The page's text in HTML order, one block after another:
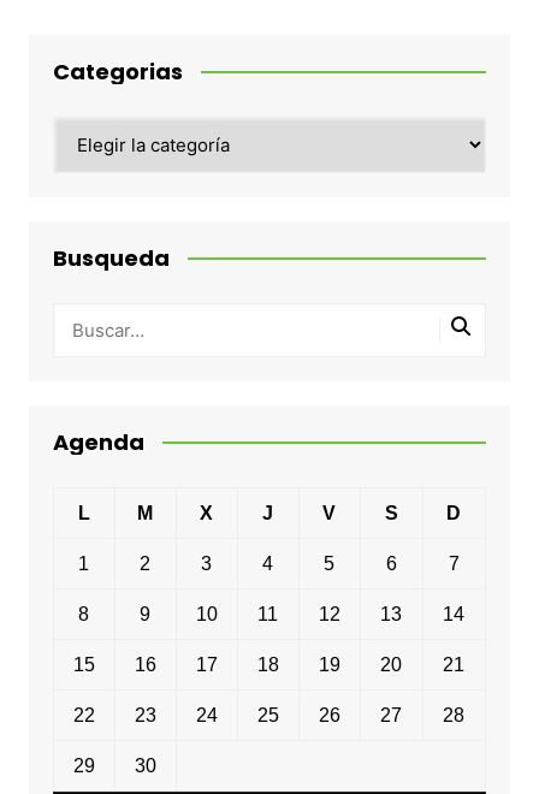
Categorias
Busqueda
Agenda
L M X J V S D
1 2 3 4 5 6 7
8 9 10 11 12 13 14
15 16 17 18 19 20 21
22 23 24 25 26 27 28
29 30